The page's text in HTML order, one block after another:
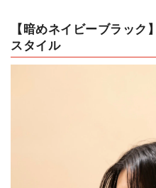
【暗めネイビーブラック
スタイル